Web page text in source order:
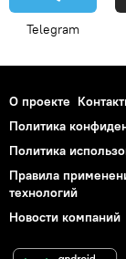
Telegram
О проекте
Политика
Политика
Правила
технологий
Новости компаний